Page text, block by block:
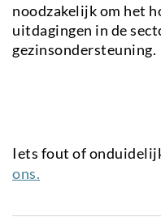
noodzakelijk om het
uitdagingen in de
gezinsondersteuning.
Iets fout of
ons.